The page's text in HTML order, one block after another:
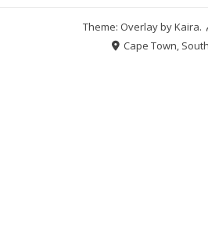
Theme: Overlay byKaira.
Cape Town,